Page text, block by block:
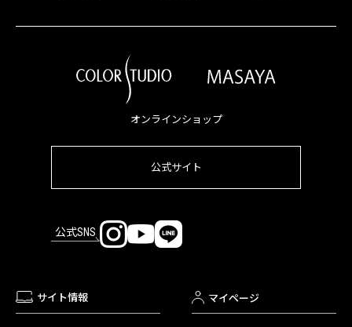
オンラインショップ
公式サイト
公式SNS
サイト情報 マイページ